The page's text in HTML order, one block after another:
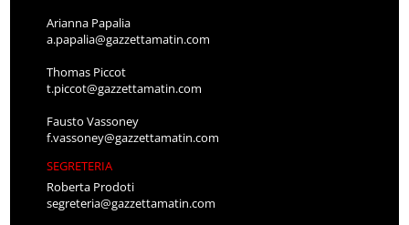
Arianna Papalia
a.papalia@gazzettamatin.com
Thomas Piccot
t.piccot@gazzettamatin.com
Fausto Vassoney
f.vassoney@gazzettamatin.com
SEGRETERIA
Roberta Prodoti
segreteria@gazzettamatin.com